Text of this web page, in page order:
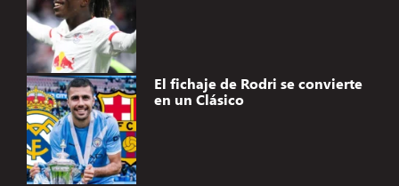
El fichaje de Rodri se convierte
en un Clásico